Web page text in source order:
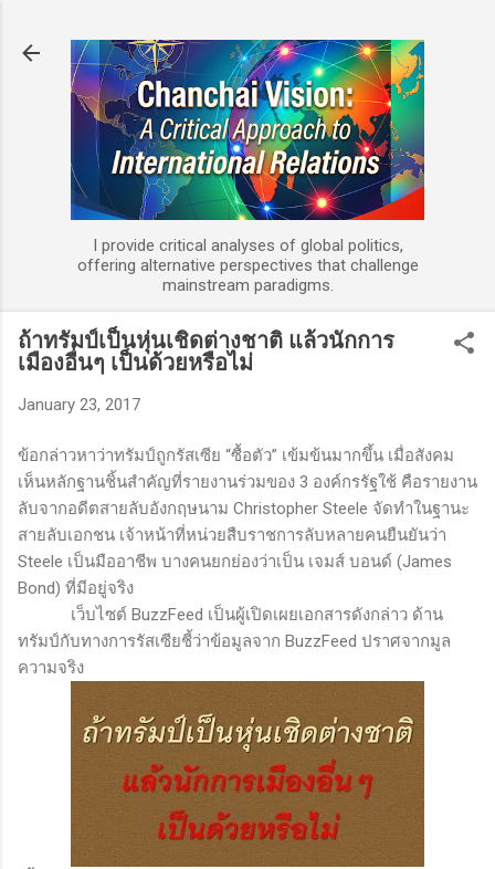
I provide critical analyses of global politics,
offering alternative perspectives that challenge
mainstream paradigms.
ถ้าทรัมป์เป็นหุ่นเชิดต่างชาติ แล้วนักการ
เมืองอื่นๆ เป็นด้วยหรือไม่
January 23, 2017
ข้อกล่าวหาว่าทรัมป์ถูกรัสเซีย “ซื้อตัว” เข้มข้นมากขึ้น เมื่อสังคม
เห็นหลักฐานชิ้นสำคัญที่รายงานร่วมของ 3 องค์กรรัฐใช้ คือรายงาน
ลับจากอดีตสายลับอังกฤษนาม Christopher Steele จัดทำในฐานะ
สายลับเอกชน เจ้าหน้าที่หน่วยสืบราชการลับหลายคนยืนยันว่า
Steele เป็นมืออาชีพ บางคนยกย่องว่าเป็น เจมส์ บอนด์ (James
Bond) ที่มีอยู่จริง
เว็บไซต์ BuzzFeed เป็นผู้เปิดเผยเอกสารดังกล่าว ด้าน
ทรัมป์กับทางการรัสเซียชี้ว่าข้อมูลจาก BuzzFeed ปราศจากมูล
ความจริง